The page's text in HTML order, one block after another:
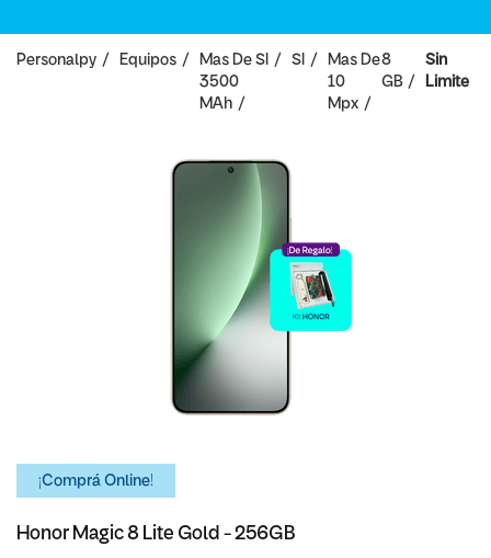
Personalpy Equipos
Mas De
3500
MAh
SI SI
Mas De
10
Mpx
8
GB
Sin
Limite
¡Comprá Online!
Honor Magic 8 Lite Gold - 256GB